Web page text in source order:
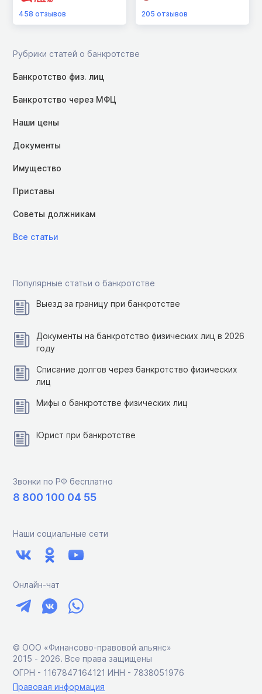
458 отзывов 205отзывов
Рубрики статей о банкротстве
Банкротство физ. лиц
Банкротство через МФЦ
Наши цены
Документы
Имущество
Приставы
Советы должникам
Все статьи
Популярные статьи о банкротстве
Выезд за границу при банкротстве
Документы на банкротство физических лиц в 2026
году
Списание долгов через банкротство физических
лиц
Мифы о банкротстве физических лиц
Юрист при банкротстве
Звонки по РФ бесплатно
8 800 100 04 55
Наши социальные сети
Онлайн-чат
© ООО «Финансово-правовой альянс»
2015 ‑ 2026. Все права защищены
ОГРН - 1167847164121 ИНН - 7838051976
Правовая информация